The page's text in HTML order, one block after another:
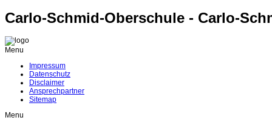
Carlo-Schmid-Oberschule - Carlo-
Menu
Impressum
Datenschutz
Disclaimer
Ansprechpartner
Sitemap
Menu